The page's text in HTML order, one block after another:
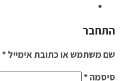
התחבר
שם משתמש או כתובת אימייל*
סיסמה*